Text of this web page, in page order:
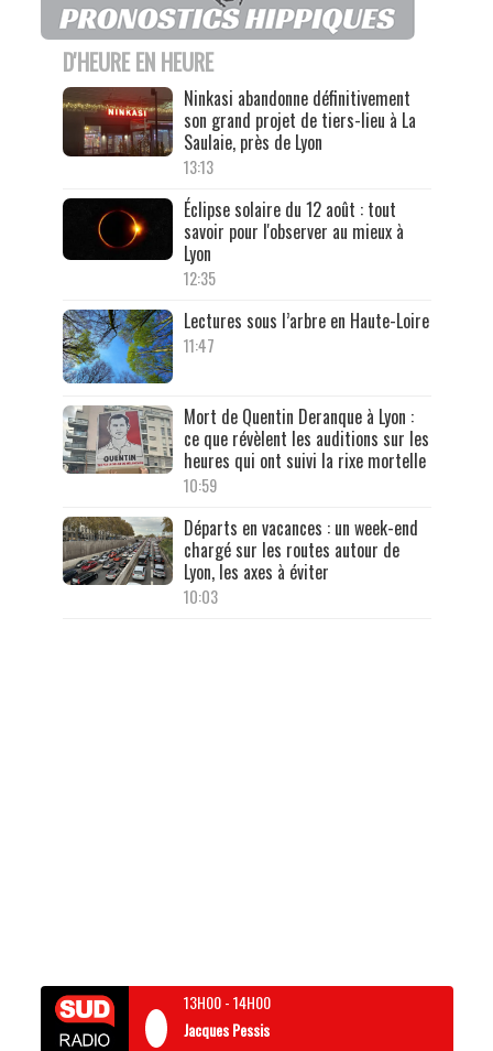
D'HEURE EN HEURE
Ninkasi abandonne définitivement
son grand projet de tiers-lieu à La
Saulaie, près de Lyon
13:13
Éclipse solaire du 12 août : tout
savoir pour l'observer au mieux à
Lyon
12:35
Lectures sous l’arbre en Haute-Loire
11:47
Mort de Quentin Deranque à Lyon :
ce que révèlent les auditions sur les
heures qui ont suivi la rixe mortelle
10:59
Départs en vacances : un week-end
chargé sur les routes autour de
Lyon, les axes à éviter
10:03
13H00-14H00
Jacques Pessis